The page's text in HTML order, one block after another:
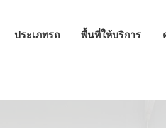
ประเภทรถ พื้นที่ให้บริการ